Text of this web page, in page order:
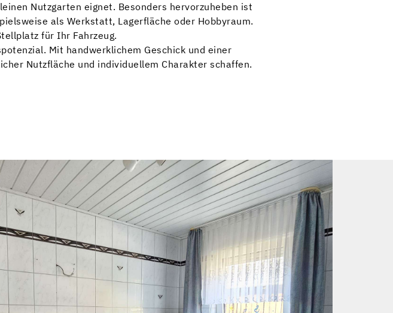
Nutzgarten eignet. Besonders hervorzuheben ist
als Werkstatt, Lagerfläche oder Hobbyraum.
für Ihr Fahrzeug.
Mit handwerklichem Geschick und einer
Nutzfläche und individuellem Charakter schaffen.